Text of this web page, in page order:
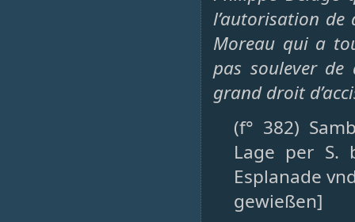
l’autorisation de
Moreau qui a
pas soulever
grand droit
(f° 382)
Lage per S.
Esplanade
gewießen]